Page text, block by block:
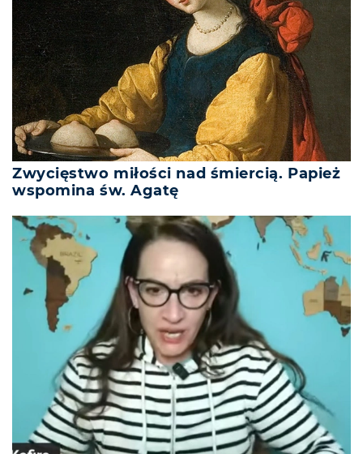
Zwycięstwo miłości nad śmiercią. Papież
wspomina św. Agatę